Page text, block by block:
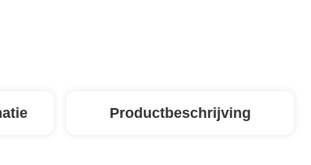
Productbeschrijving